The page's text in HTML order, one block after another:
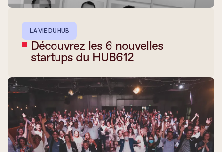
LA VIE DU HUB
Découvrez les 6 nouvelles
startups du HUB612